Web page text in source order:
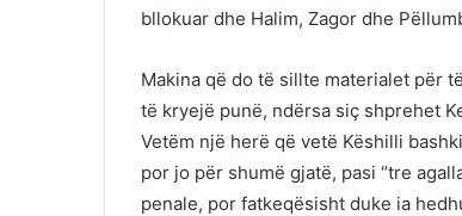
bllokuar dhe Halim, Zagor dhe
Makina që do të sillte materialet për
të kryejë punë, ndërsa siç shprehet
Vetëm një herë që vetë Këshilli
por jo për shumë gjatë, pasi ‘’tre
penale, por fatkeqësisht duke ia